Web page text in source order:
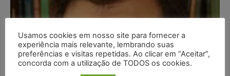
Usamos cookies em nosso site para fornecer a
experiência mais relevante, lembrando suas
preferências e visitas repetidas. Ao clicar em “Aceitar”,
concorda com a utilização de TODOS os cookies.